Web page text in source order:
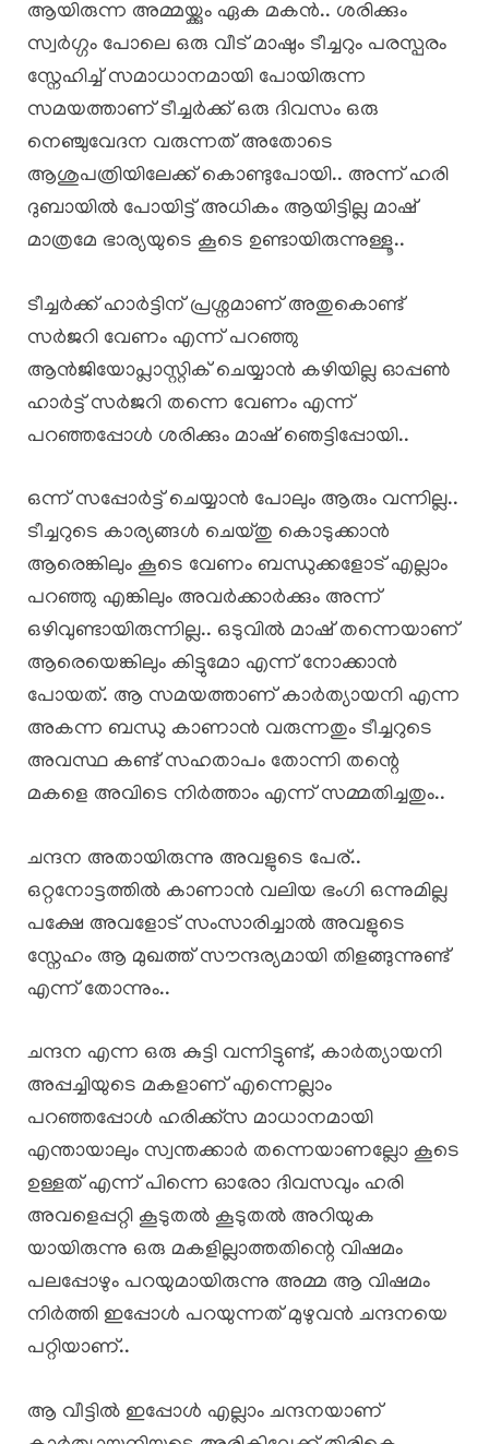
ആയിരുന്ന അമ്മയ്ക്കും ഏക മകൻ.. ശരിക്കും
സ്വർഗ്ഗം പോലെ ഒരു വീട് മാഷും ടീച്ചറും പരസ്പരം
സ്നേഹിച്ച് സമാധാനമായി പോയിരുന്ന
സമയത്താണ് ടീച്ചർക്ക് ഒരു ദിവസം ഒരു
നെഞ്ചുവേദന വരുന്നത് അതോടെ
ആശുപത്രിയിലേക്ക് കൊണ്ടുപോയി.. അന്ന് ഹരി
ദുബായിൽ പോയിട്ട് അധികം ആയിട്ടില്ല മാഷ്
മാത്രമേ ഭാര്യയുടെ കൂടെ ഉണ്ടായിരുന്നുള്ളൂ..
ടീച്ചർക്ക് ഹാർട്ടിന് പ്രശ്നമാണ് അതുകൊണ്ട്
സർജറി വേണം എന്ന് പറഞ്ഞു
ആൻജിയോപ്ലാസ്റ്റിക് ചെയ്യാൻ കഴിയില്ല ഓപ്പൺ
ഹാർട്ട് സർജറി തന്നെ വേണം എന്ന്
പറഞ്ഞപ്പോൾ ശരിക്കും മാഷ് ഞെട്ടിപ്പോയി..
ഒന്ന് സപ്പോർട്ട് ചെയ്യാൻ പോലും ആരും വന്നില്ല..
ടീച്ചറുടെ കാര്യങ്ങൾ ചെയ്തു കൊടുക്കാൻ
ആരെങ്കിലും കൂടെ വേണം ബന്ധുക്കളോട് എല്ലാം
പറഞ്ഞു എങ്കിലും അവർക്കാർക്കും അന്ന്
ഒഴിവുണ്ടായിരുന്നില്ല.. ഒടുവിൽ മാഷ് തന്നെയാണ്
ആരെയെങ്കിലും കിട്ടുമോ എന്ന് നോക്കാൻ
പോയത്. ആ സമയത്താണ് കാർത്യായനി എന്ന
അകന്ന ബന്ധു കാണാൻ വരുന്നതും ടീച്ചറുടെ
അവസ്ഥ കണ്ട് സഹതാപം തോന്നി തന്റെ
മകളെ അവിടെ നിർത്താം എന്ന് സമ്മതിച്ചതും..
ചന്ദന അതായിരുന്നു അവളുടെ പേര്..
ഒറ്റനോട്ടത്തിൽ കാണാൻ വലിയ ഭംഗി ഒന്നുമില്ല
പക്ഷേ അവളോട് സംസാരിച്ചാൽ അവളുടെ
സ്നേഹം ആ മുഖത്ത് സൗന്ദര്യമായി തിളങ്ങുന്നുണ്ട്
എന്ന് തോന്നും..
ചന്ദന എന്ന ഒരു കുട്ടി വന്നിട്ടുണ്ട്, കാർത്യായനി
അപ്പച്ചിയുടെ മകളാണ് എന്നെല്ലാം
പറഞ്ഞപ്പോൾ ഹരിക്ക്സ മാധാനമായി
എന്തായാലും സ്വന്തക്കാർ തന്നെയാണല്ലോ കൂടെ
ഉള്ളത് എന്ന് പിന്നെ ഓരോ ദിവസവും ഹരി
അവളെപ്പറ്റി കൂടുതൽ കൂടുതൽ അറിയുക
യായിരുന്നു ഒരു മകളില്ലാത്തതിന്റെ വിഷമം
പലപ്പോഴും പറയുമായിരുന്നു അമ്മ ആ വിഷമം
നിർത്തി ഇപ്പോൾ പറയുന്നത് മുഴുവൻ ചന്ദനയെ
പറ്റിയാണ്..
ആ വീട്ടിൽ ഇപ്പോൾ എല്ലാം ചന്ദനയാണ്